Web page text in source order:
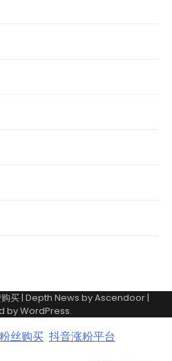
买 | Depth News byAscendoor |
byWordPress.
丝购买 抖音涨粉平台